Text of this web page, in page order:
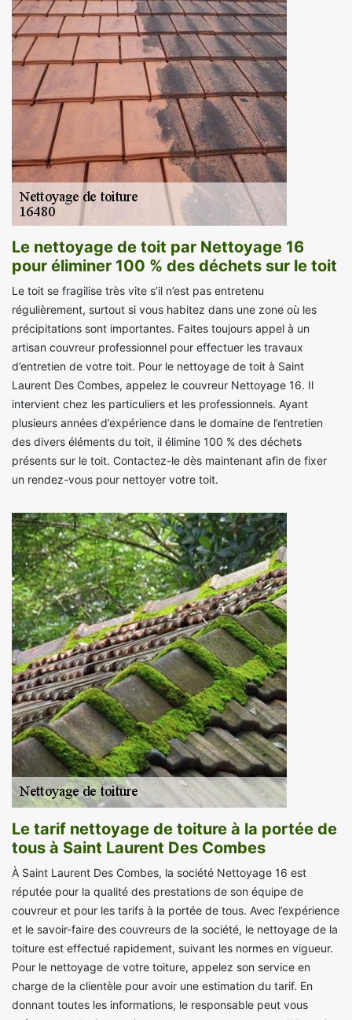
Le nettoyage de toit par Nettoyage 16
pour éliminer 100 % des déchets sur le toit
Le toit se fragilise très vite s’il n’est pas entretenu
régulièrement, surtout si vous habitez dans une zone où les
précipitations sont importantes. Faites toujours appel à un
artisan couvreur professionnel pour effectuer les travaux
d’entretien de votre toit. Pour le nettoyage de toit à Saint
Laurent Des Combes, appelez le couvreur Nettoyage 16. Il
intervient chez les particuliers et les professionnels. Ayant
plusieurs années d’expérience dans le domaine de l’entretien
des divers éléments du toit, il élimine 100 % des déchets
présents sur le toit. Contactez-le dès maintenant afin de fixer
un rendez-vous pour nettoyer votre toit.
Le tarif nettoyage de toiture à la portée de
tous à Saint Laurent Des Combes
À Saint Laurent Des Combes, la société Nettoyage 16 est
réputée pour la qualité des prestations de son équipe de
couvreur et pour les tarifs à la portée de tous. Avec l’expérience
et le savoir-faire des couvreurs de la société, le nettoyage de la
toiture est effectué rapidement, suivant les normes en vigueur.
Pour le nettoyage de votre toiture, appelez son service en
charge de la clientèle pour avoir une estimation du tarif. En
donnant toutes les informations, le responsable peut vous